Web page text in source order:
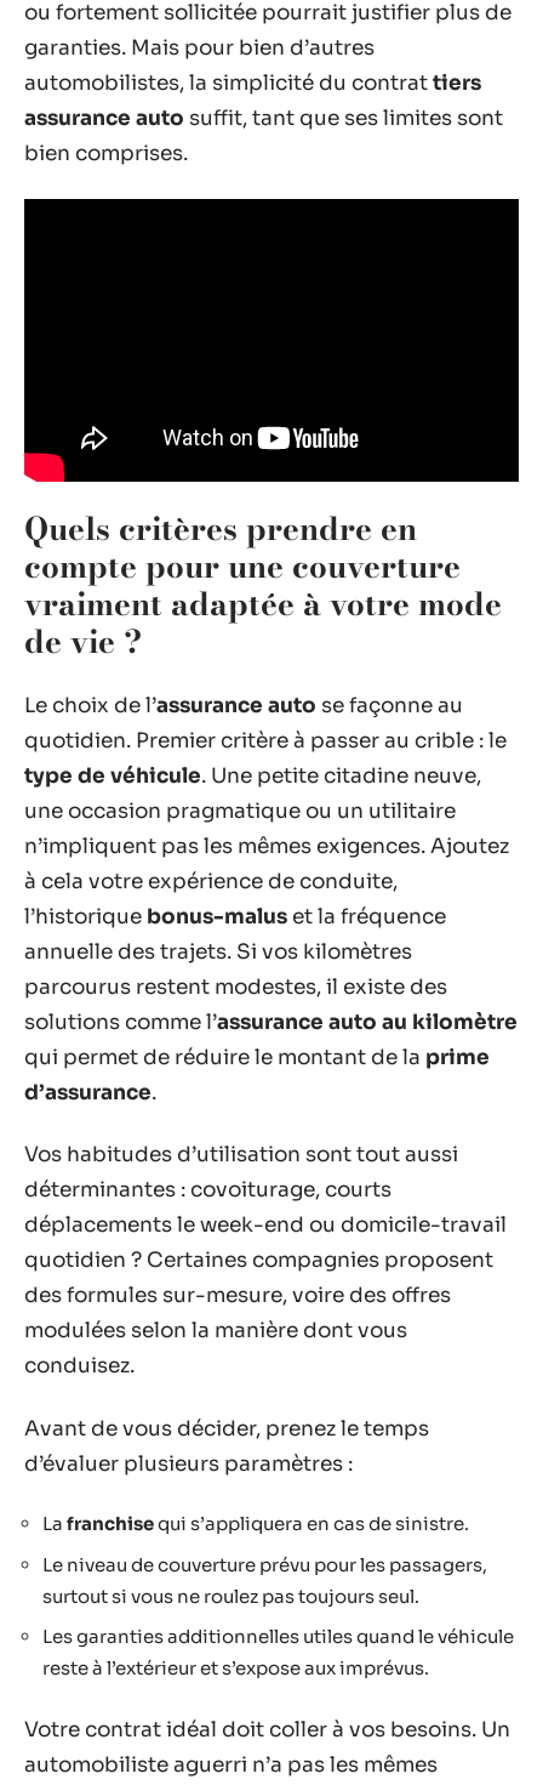
ou fortement sollicitée pourrait justifier plus de
garanties. Mais pour bien d’autres
automobilistes, la simplicité du contrattiers
assurance auto suffit, tant que ses limites sont
bien comprises.
Quels critères prendre en
compte pour une couverture
vraiment adaptée à votre mode
de vie ?
Le choix de l’assurance auto se façonne au
quotidien. Premier critère à passer au crible : le
type de véhicule. Une petite citadine neuve,
une occasion pragmatique ou un utilitaire
n’impliquent pas les mêmes exigences. Ajoutez
à cela votre expérience de conduite,
l’historique bonus-malus et la fréquence
annuelle des trajets. Si vos kilomètres
parcourus restent modestes, il existe des
solutions comme l’assurance auto au kilomètre
qui permet de réduire le montant de la prime
d’assurance.
Vos habitudes d’utilisation sont tout aussi
déterminantes : covoiturage, courts
déplacements le week-end ou domicile-travail
quotidien ? Certaines compagnies proposent
des formules sur-mesure, voire des offres
modulées selon la manière dont vous
conduisez.
Avant de vous décider, prenez le temps
d’évaluer plusieurs paramètres :
La franchisequi s’appliquera en cas de sinistre.
Le niveau de couverture prévu pour les passagers,
surtout si vous ne roulez pas toujours seul.
Les garanties additionnelles utiles quand le véhicule
reste à l’extérieur et s’expose aux imprévus.
Votre contrat idéal doit coller à vos besoins. Un
automobiliste aguerri n’a pas les mêmes